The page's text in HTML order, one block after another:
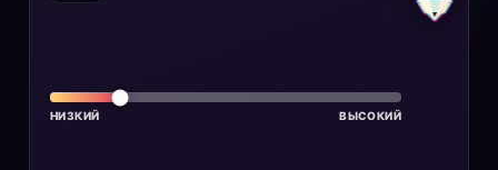
НИЗКИЙ ВЫСОКИЙ